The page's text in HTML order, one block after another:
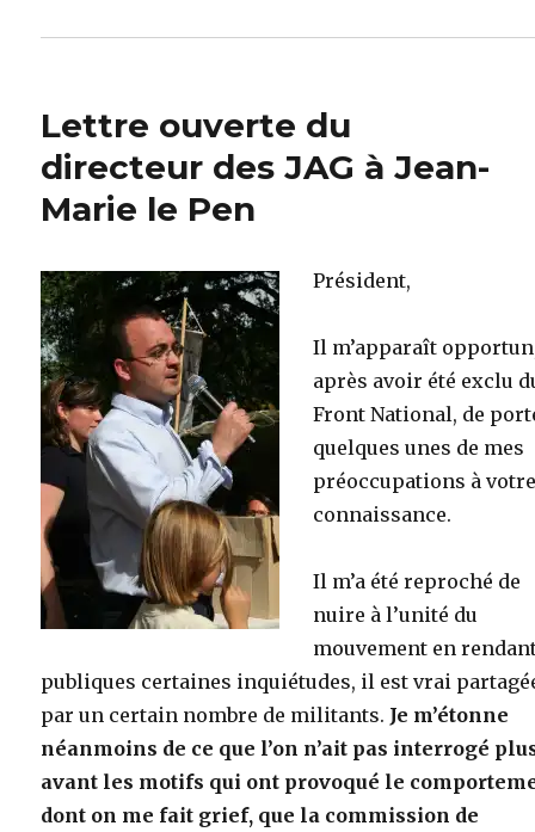
Lettre ouverte du
directeur des JAG à Jean-
Marie le Pen
Président,
Il m’apparaît
après avoir été exclu
Front National, de
quelques unes de mes
préoccupations à
connaissance.
Il m’a été reproché de
nuire à l’unité du
mouvement en
publiques certaines inquiétudes, il est vrai
par un certain nombre de militants. Je m’étonne
néanmoins de ce que l’on n’ait pas interrogé
avant les motifs qui ont provoqué le
dont on me fait grief, que la commission de